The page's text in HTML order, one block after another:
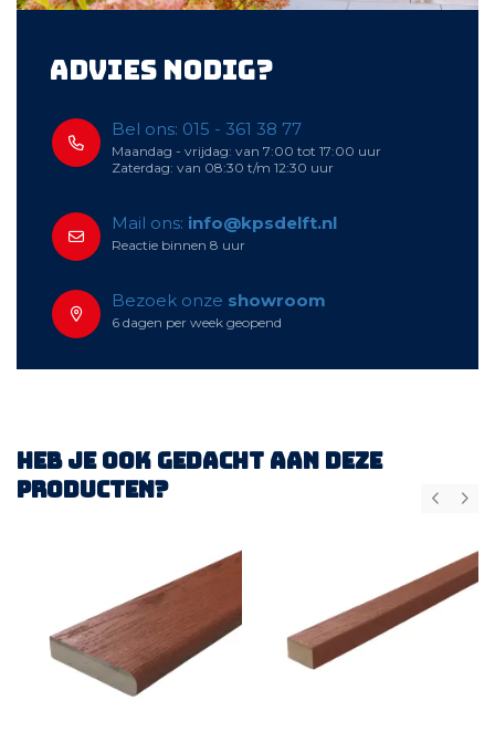
Advies nodig?
Bel ons: 015 - 361 38 77
Maandag - vrijdag: van 7:00 tot 17:00 uur
Zaterdag: van 08:30 t/m 12:30 uur
Mail ons: info@kpsdelft.nl
Reactie binnen 8 uur
Bezoek onze showroom
6 dagen per week geopend
Heb je ook gedacht aan deze
producten?